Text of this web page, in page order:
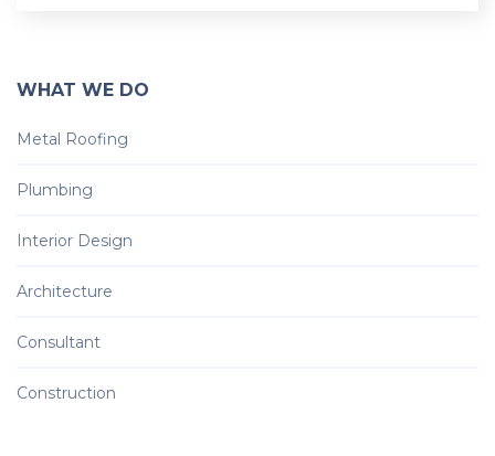
WHAT WE DO
Metal Roofing
Plumbing
Interior Design
Architecture
Consultant
Construction